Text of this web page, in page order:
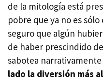
de la mitología está
pobre que ya no es
seguro que algún
de haber prescindido
sabotea
lado la diversión más